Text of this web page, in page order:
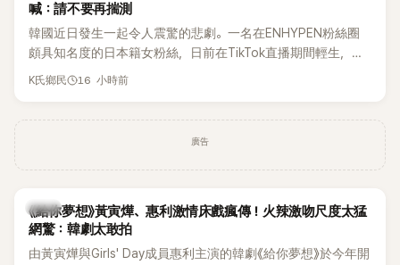
喊：請不要再揣測
韓國近日發生一起令人震驚的悲劇。一名在ENHYPEN粉絲圈
頗具知名度的日本籍女粉絲，日前在TikTok直播期間輕生，最
終不幸身亡，消息曝光後震驚韓網，也讓不少粉絲湧入社群平
K氏鄉民 16 小時前
廣告
韓劇
《給你夢想》黃寅燁、惠利激情床戲瘋傳！火辣激吻尺度太猛
網驚：韓劇太敢拍
由黃寅燁與Girls' Day成員惠利主演的韓劇《給你夢想》於今年開